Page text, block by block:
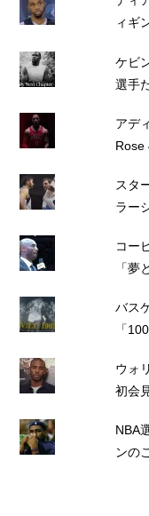
ィギ
ケビ
選手
アデ
Rose
スタ
ラー
コー
「夢
バス
「
ウォ
初会
NBA
ンの